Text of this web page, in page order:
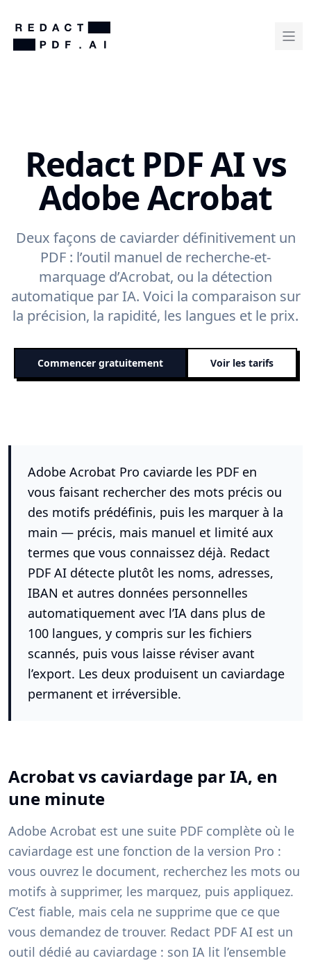
Redact PDF AI vs
Adobe Acrobat
Deux façons de caviarder définitivement un
PDF : l’outil manuel de recherche-et-
marquage d’Acrobat, ou la détection
automatique par IA. Voici la comparaison sur
la précision, la rapidité, les langues et le prix.
Commencer gratuitement Voir les tarifs
Adobe Acrobat Pro caviarde les PDF en
vous faisant rechercher des mots précis ou
des motifs prédéfinis, puis les marquer à la
main — précis, mais manuel et limité aux
termes que vous connaissez déjà. Redact
PDF AI détecte plutôt les noms, adresses,
IBAN et autres données personnelles
automatiquement avec l’IA dans plus de
100 langues, y compris sur les fichiers
scannés, puis vous laisse réviser avant
l’export. Les deux produisent un caviardage
permanent et irréversible.
Acrobat vs caviardage par IA, en
une minute
Adobe Acrobat est une suite PDF complète où le
caviardage est une fonction de la version Pro :
vous ouvrez le document, recherchez les mots ou
motifs à supprimer, les marquez, puis appliquez.
C’est fiable, mais cela ne supprime que ce que
vous demandez de trouver. Redact PDF AI est un
outil dédié au caviardage : son IA lit l’ensemble